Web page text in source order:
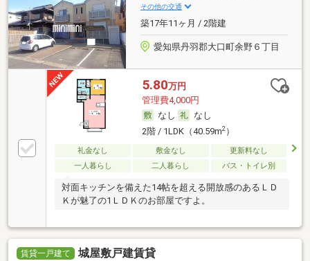
その他の交通
築17年11ヶ月 / 2階建
愛知県丹羽郡大口町余野６丁目
5.80万円
管理費4,000円
なし
なし
2階 / 1LDK（40.59m2）
礼金なし 敷金なし
更新料なし
一人暮らし
二人暮らし バス・トイレ別
対面キッチンを備えた14帖を超える開放感のあるＬＤ
Ｋが魅了の1ＬＤＫのお部屋ですよ。
賃貸一戸建て 城屋敷戸建賃貸